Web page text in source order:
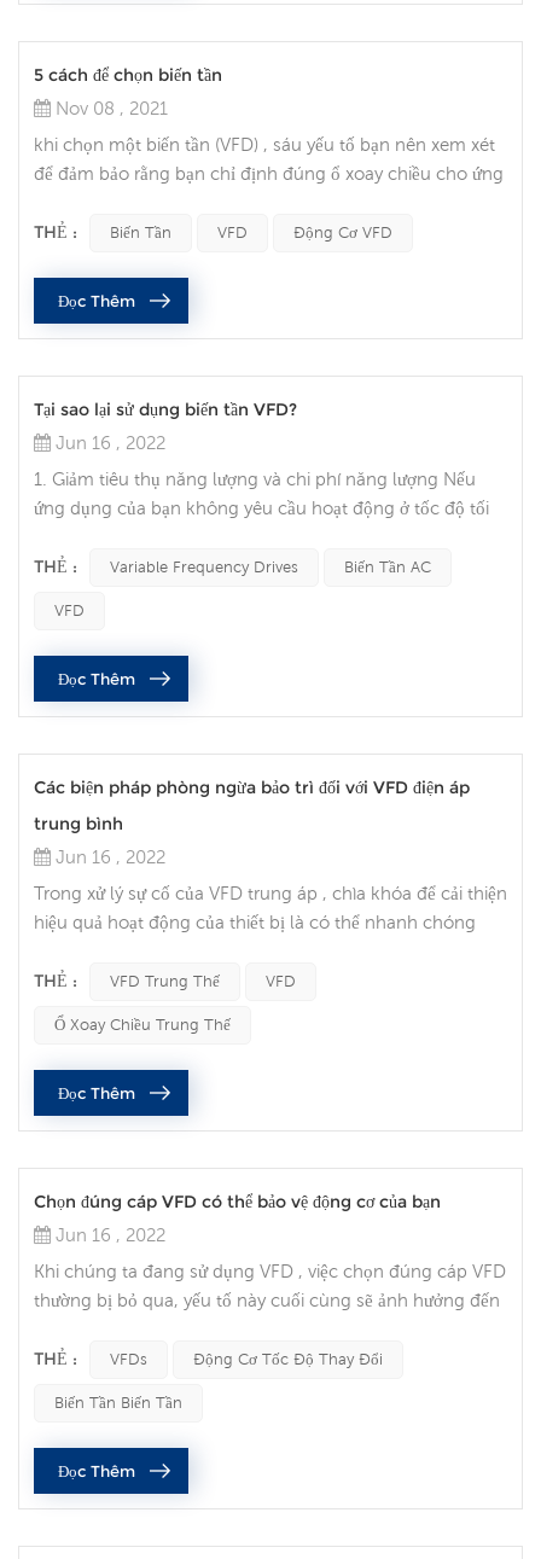
5 cách để chọn biến tần
Nov 08 , 2021
khi chọn một biến tần (VFD) , sáu yếu tố bạn nên xem xét
để đảm bảo rằng bạn chỉ định đúng ổ xoay chiều cho ứng
tiên cần đưa ra khi chọn VFD là đảm bảo biến tần có thể
động cơ để biết yêu cầu dòng điện đầy tải ,, sau đó tìm
THẺ : Biến Tần VFD Động Cơ VFD
Đọc Thêm
Tại sao lại sử dụng biến tần VFD?
Jun 16 , 2022
1. Giảm tiêu thụ năng lượng và chi phí năng lượng Nếu
ứng dụng của bạn không yêu cầu hoạt động ở tốc độ tối
dụng biến tần để điều khiển động cơ, đây là một trong
Không có phương pháp điều khiển động cơ AC nào khác
cho phép bạn đạt được đ...
THẺ : Variable Frequency Drives Biến Tần AC
VFD
Đọc Thêm
Các biện pháp phòng ngừa bảo trì đối với VFD điện áp
trung bình
Jun 16 , 2022
Trong xử lý sự cố của VFD trung áp , chìa khóa để cải thiện
hiệu quả hoạt động của thiết bị là có thể nhanh chóng
quả.Mặc dù các mối nguy hiểm khác nhau tùy theo địa
cố gắng thực hiện bảo trì điện. Thiết bị điện áp trung bình
(MV) thậm chí còn gây ra rủi ro lớn hơn cho những người
khô...
THẺ : VFD Trung Thế VFD
Ổ Xoay Chiều Trung Thế
Đọc Thêm
Chọn đúng cáp VFD có thể bảo vệ động cơ của bạn
Jun 16 , 2022
Khi chúng ta đang sử dụng VFD , việc chọn đúng cáp VFD
thường bị bỏ qua, yếu tố này cuối cùng sẽ ảnh hưởng đến
VFD như chính sách bảo hiểm cho động cơ tốc độ thay
trong mọi tầng lớp xã hội. Các kỹ sư và người vận hành đã
đầu tư vào hệ t...
THẺ : VFDs Động Cơ Tốc Độ Thay Đổi
Biến Tần Biến Tần
Đọc Thêm